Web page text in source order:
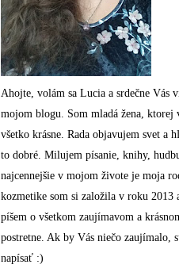
Ahojte, volám sa Lucia a srdečne Vás
mojom blogu. Som mladá žena, ktorej
všetko krásne. Rada objavujem svet a
to dobré. Milujem písanie, knihy,
najcennejšie v mojom živote je moja
kozmetike som si založila v roku 2013
píšem o všetkom zaujímavom a
postretne. Ak by Vás niečo zaujímalo,
napísať :)